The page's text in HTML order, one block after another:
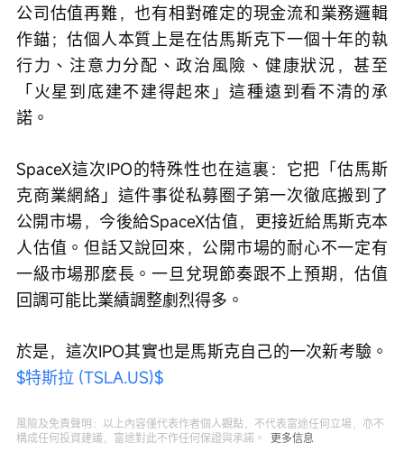
公司估值再難，也有相對確定的現金流和業務邏輯
作錨；估個人本質上是在估馬斯克下一個十年的執
行力、注意力分配、政治風險、健康狀況，甚至
「火星到底建不建得起來」這種遠到看不清的承
諾。
SpaceX這次IPO的特殊性也在這裏：它把「估馬斯
克商業網絡」這件事從私募圈子第一次徹底搬到了
公開市場，今後給SpaceX估值，更接近給馬斯克本
人估值。但話又說回來，公開市場的耐心不一定有
一級市場那麼長。一旦兌現節奏跟不上預期，估值
回調可能比業績調整劇烈得多。
於是，這次IPO其實也是馬斯克自己的一次新考驗。
$特斯拉 (TSLA.US)$
風險及免責聲明：以上內容僅代表作者個人觀點，不代表富途任何立場，亦不
構成任何投資建議，富途對此不作任何保證與承諾。
更多信息